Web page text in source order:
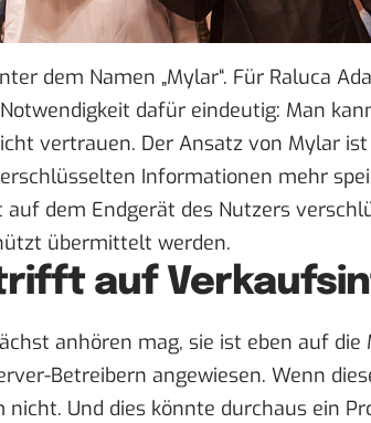
dem Namen „Mylar“. Für Raluca
dafür eindeutig: Man
vertrauen. Der Ansatz von Mylar
Informationen mehr
auf dem Endgerät des Nutzers
übermittelt werden.
auf
anhören mag, sie ist eben auf die
Betreibern angewiesen. Wenn
Und dies könnte durchaus ein